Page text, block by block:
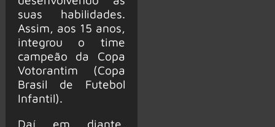
suas habilidades.
Assim, aos 15 anos,
integrou o time
campeão da Copa
Votorantim (Copa
Brasil de Futebol
Infantil).
Daí em diante,